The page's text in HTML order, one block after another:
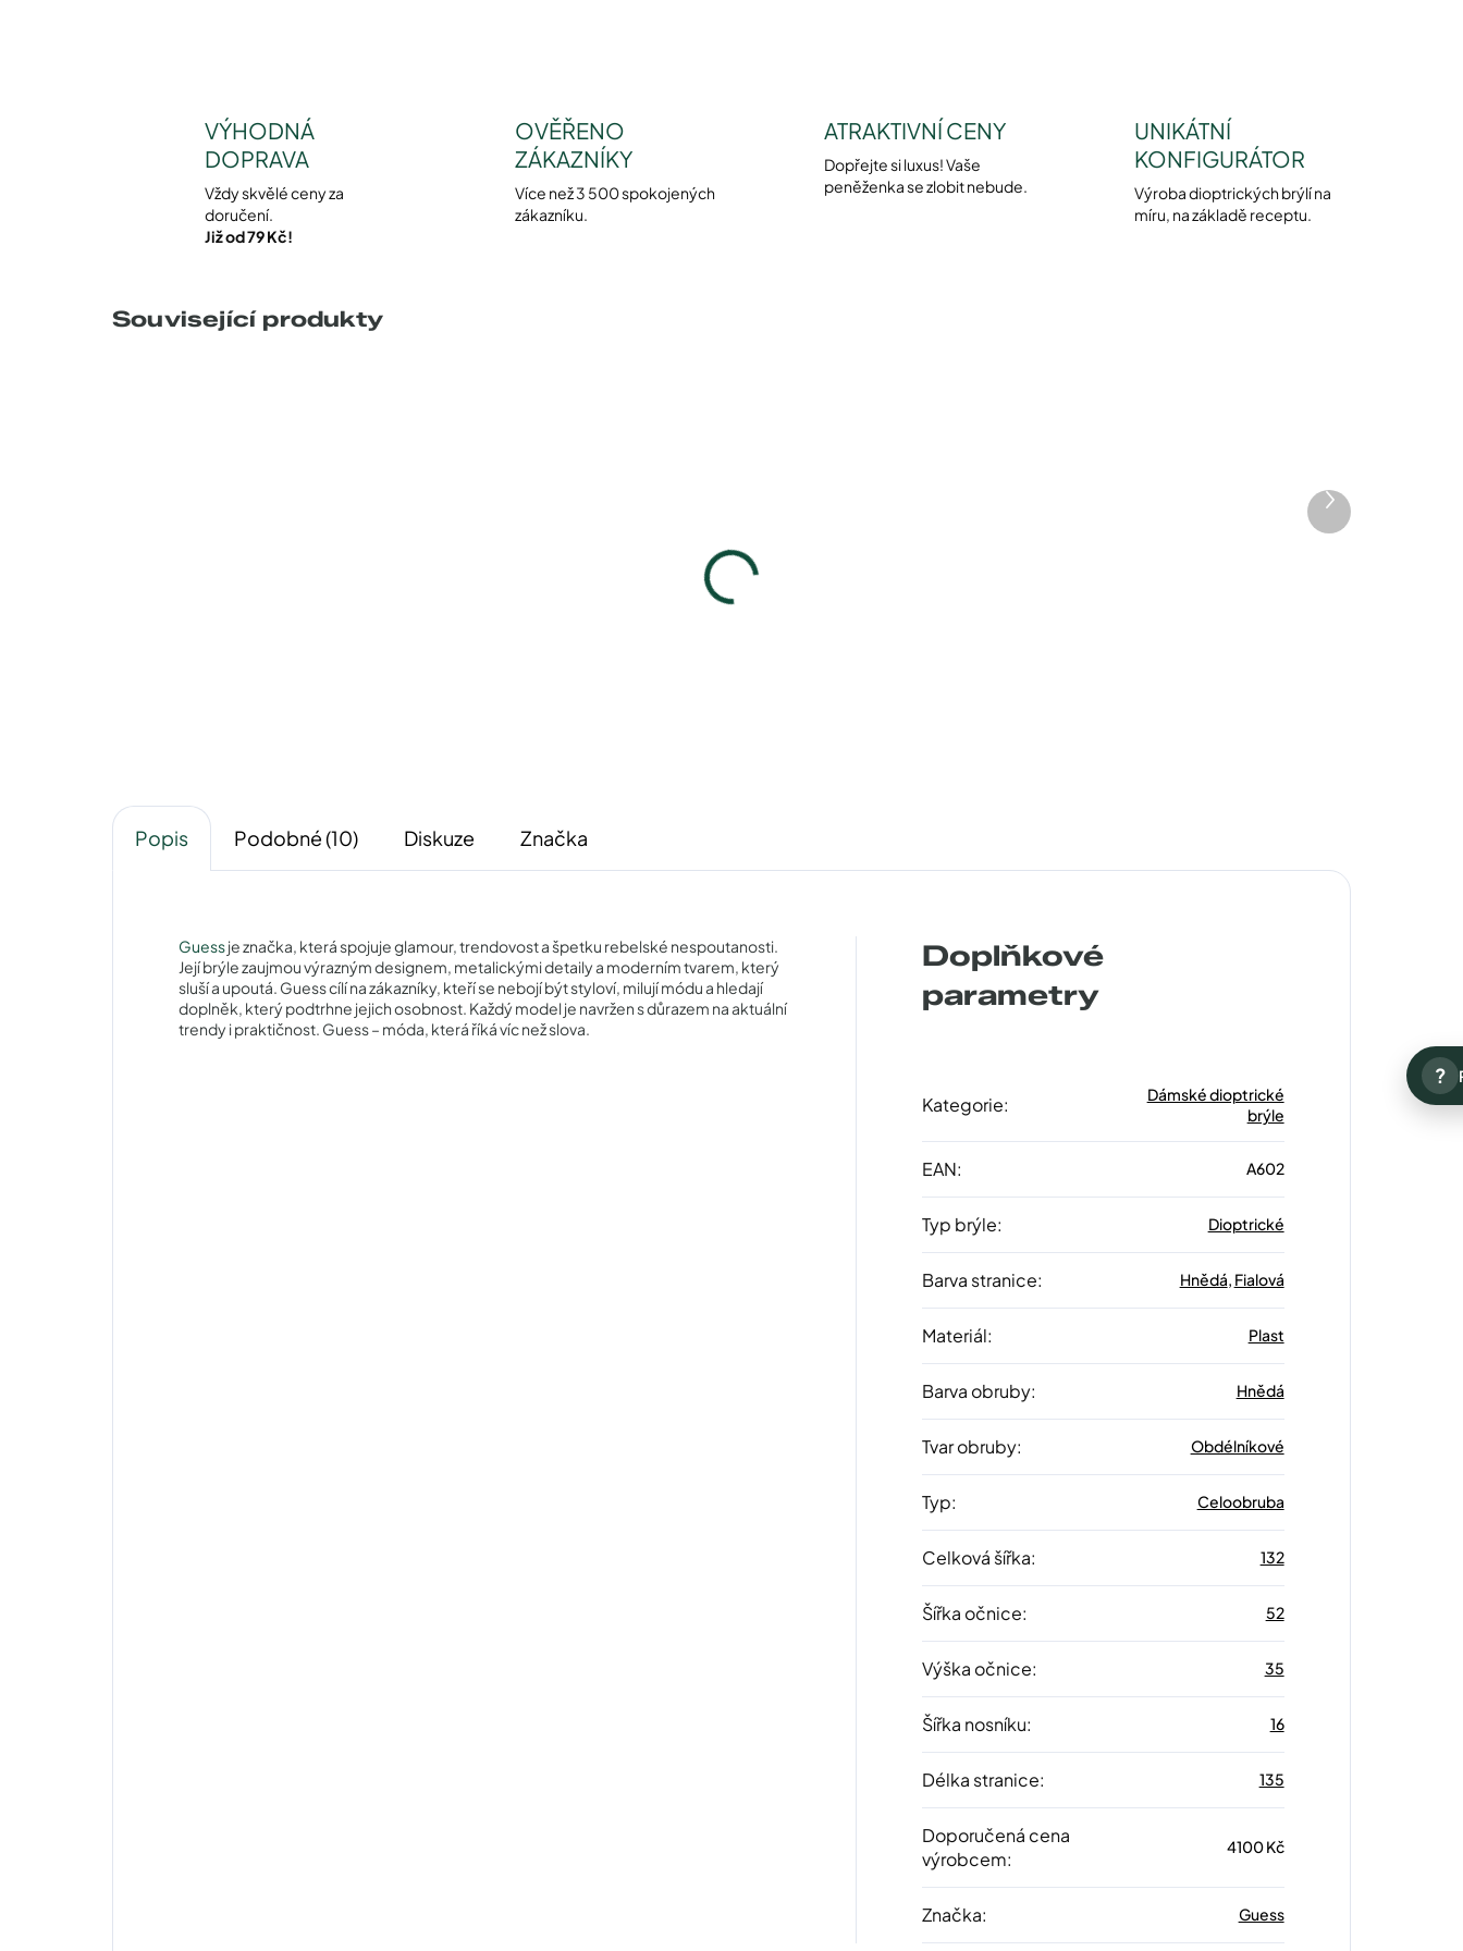
VÝHODNÁ
DOPRAVA
Vždy skvělé ceny za
doručení.
Již od 79 Kč!
OVĚŘENO
ZÁKAZNÍKY
Více než 3 500 spokojených
zákazníku.
ATRAKTIVNÍ CENY
Dopřejte si luxus! Vaše
peněženka se zlobit nebude.
UNIKÁTNÍ
KONFIGURÁTOR
Výroba dioptrických brýlí na
míru, na základě receptu.
Související produkty
Další
produkt
Popis Podobné (10) Diskuze Značka
Guessje značka, která spojuje glamour, trendovost a špetku rebelské nespoutanosti.
Její brýle zaujmou výrazným designem, metalickými detaily a moderním tvarem, který
sluší a upoutá. Guess cílí na zákazníky, kteří se nebojí být styloví, milují módu a hledají
doplněk, který podtrhne jejich osobnost. Každý model je navržen s důrazem na aktuální
trendy i praktičnost. Guess – móda, která říká víc než slova.
Doplňkové
parametry
Kategorie:
Dámské dioptrické
brýle
EAN: A602
Typ brýle: Dioptrické
Barva stranice: Hnědá, Fialová
Materiál: Plast
Barva obruby: Hnědá
Tvar obruby: Obdélníkové
Typ: Celoobruba
Celková šířka: 132
Šířka očnice: 52
Výška očnice: 35
Šířka nosníku: 16
Délka stranice: 135
Doporučená cena
výrobcem:
4100 Kč
Značka: Guess
?